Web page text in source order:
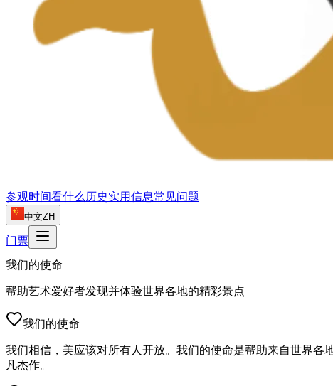
参观时间看什么 历史实用信息常见问题
中文ZH
门票
我们的使命
帮助艺术爱好者发现并体验世界各地的精彩景点
我们的使命
我们相信，美应该对所有人开放。我们的使命是帮助来自世界
凡杰作。